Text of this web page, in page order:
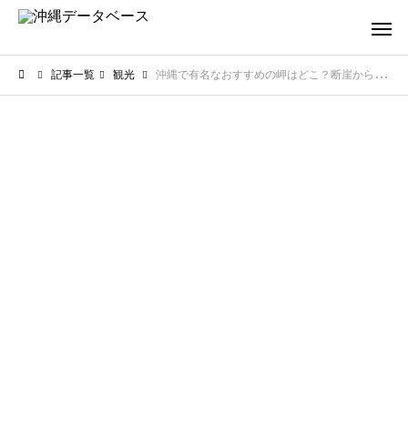
記事一覧 観光 沖縄で有名なおすすめの岬はどこ？断崖から望む絶景ポイントを厳選紹介